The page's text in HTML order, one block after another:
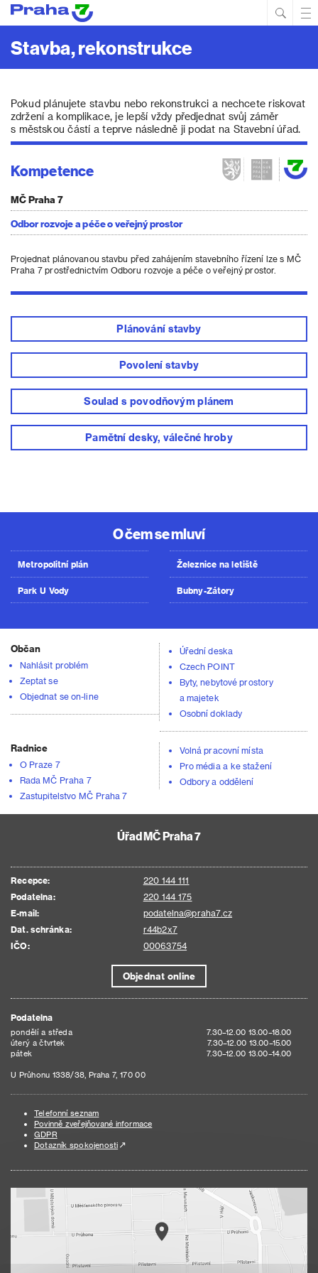
Stavba, rekonstrukce
Pokud plánujete stavbu nebo rekonstrukci a nechcete riskovat
zdržení a komplikace, je lepší vždy předjednat svůj záměr
s městskou částí a teprve následně ji podat na Stavební úřad.
Kompetence
MČ Praha 7
Odbor rozvoje a péče o veřejný prostor
Projednat plánovanou stavbu před zahájením stavebního řízení lze s MČ
Praha 7 prostřednictvím Odboru rozvoje a péče o veřejný prostor.
Plánování stavby
Povolení stavby
Soulad s povodňovým plánem
Pamětní desky, válečné hroby
O čem se mluví
Metropolitní plán
Park U Vody
Železnice na letiště
Bubny-Zátory
Občan
Nahlásit problém
Zeptat se
Objednat se on-line
Úřední deska
Czech POINT
Byty, nebytové prostory
a majetek
Osobní doklady
Radnice
O Praze 7
Rada MČ Praha 7
Zastupitelstvo MČ Praha 7
Volná pracovní místa
Pro média a ke stažení
Odbory a oddělení
Úřad MČ Praha 7
Recepce:
220 144 111
Podatelna:
220 144 175
E-mail:
podatelna@praha7.cz
Dat. schránka:
r44b2x7
IČO:
00063754
Objednat online
Podatelna
pondělí a středa
7.30–12.00 13.00–18.00
úterý a čtvrtek
7.30–12.00 13.00–15.00
pátek
7.30–12.00 13.00–14.00
U Průhonu 1338/38, Praha 7, 170 00
Telefonní seznam
Povinně zveřejňované informace
GDPR
Dotazník spokojenosti